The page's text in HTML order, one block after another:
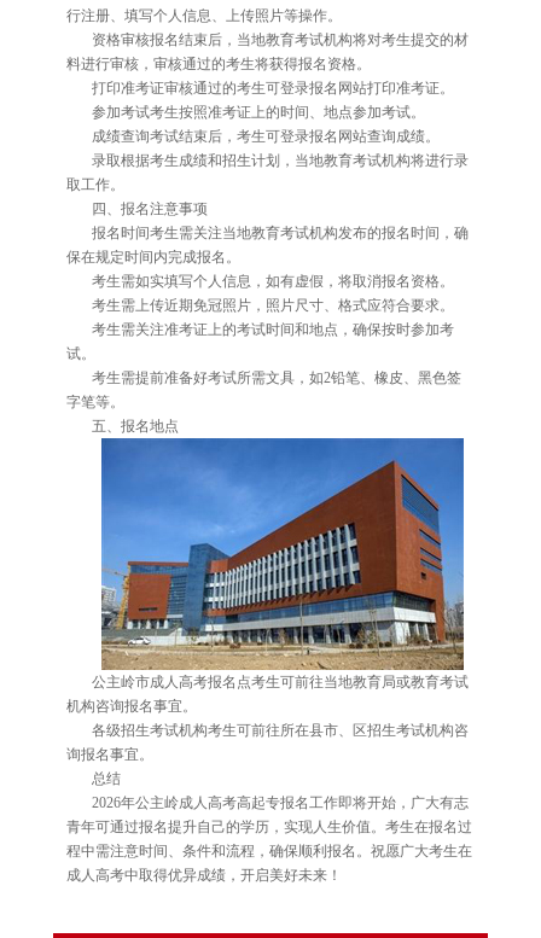
行注册、填写个人信息、上传照片等操作。
资格审核报名结束后，当地教育考试机构将对考生提交的材
料进行审核，审核通过的考生将获得报名资格。
打印准考证审核通过的考生可登录报名网站打印准考证。
参加考试考生按照准考证上的时间、地点参加考试。
成绩查询考试结束后，考生可登录报名网站查询成绩。
录取根据考生成绩和招生计划，当地教育考试机构将进行录
取工作。
四、报名注意事项
报名时间考生需关注当地教育考试机构发布的报名时间，确
保在规定时间内完成报名。
考生需如实填写个人信息，如有虚假，将取消报名资格。
考生需上传近期免冠照片，照片尺寸、格式应符合要求。
考生需关注准考证上的考试时间和地点，确保按时参加考
试。
考生需提前准备好考试所需文具，如2铅笔、橡皮、黑色签
字笔等。
五、报名地点
公主岭市成人高考报名点考生可前往当地教育局或教育考试
机构咨询报名事宜。
各级招生考试机构考生可前往所在县市、区招生考试机构咨
询报名事宜。
总结
2026年公主岭成人高考高起专报名工作即将开始，广大有志
青年可通过报名提升自己的学历，实现人生价值。考生在报名过
程中需注意时间、条件和流程，确保顺利报名。祝愿广大考生在
成人高考中取得优异成绩，开启美好未来！